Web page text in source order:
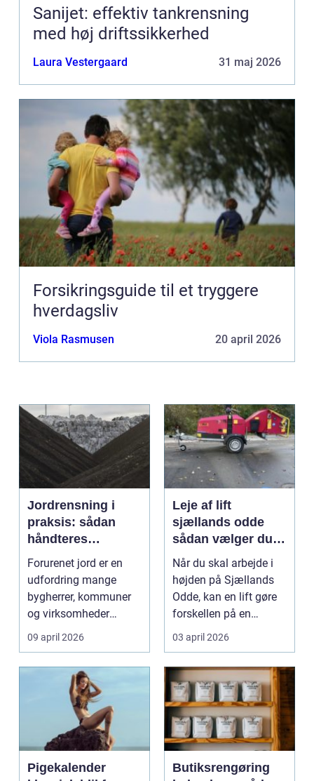
Sanijet: effektiv tankrensning
med høj driftssikkerhed
Laura Vestergaard 31 maj 2026
Forsikringsguide til et tryggere
hverdagsliv
Viola Rasmusen 20 april 2026
Jordrensning i
praksis: sådan
håndteres
forurenet jord
ansvarligt
Forurenet jord er en
udfordring mange
bygherrer, kommuner
og virksomheder
møder, når gamle
industrig...
09 april 2026
Leje af lift
sjællands odde
sådan vælger du
den rigtige løsning
Når du skal arbejde i
højden på Sjællands
Odde, kan en lift gøre
forskellen på en
besværlig og en ov...
03 april 2026
Pigekalender
Butiksrengøring